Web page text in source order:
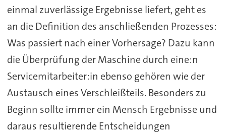
einmal zuverlässige Ergebnisse liefert, geht es
an die Definition des anschließenden Prozesses:
Was passiert nach einer Vorhersage? Dazu kann
die Überprüfung der Maschine durch eine:n
Servicemitarbeiter:in ebenso gehören wie der
Austausch eines Verschleißteils. Besonders zu
Beginn sollte immer ein Mensch Ergebnisse und
daraus resultierende Entscheidungen